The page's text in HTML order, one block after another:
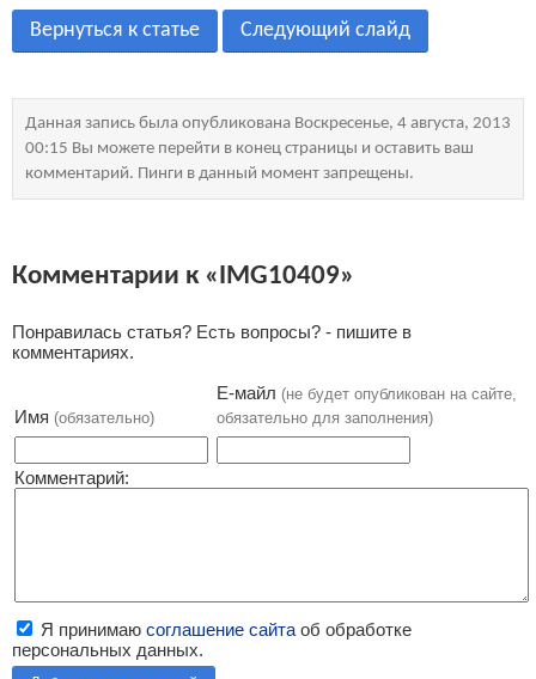
Вернуться к статье Следующий слайд
Данная запись была опубликована Воскресенье, 4 августа, 2013
00:15 Вы можете перейти в конец страницы и оставить ваш
комментарий. Пинги в данный момент запрещены.
Комментарии к «IMG10409»
Понравилась статья? Есть вопросы? - пишите в
комментариях.
Имя (обязательно)
Е-майл (не будет опубликован на сайте,
обязательно для заполнения)
Комментарий:
Я принимаю соглашение сайта об обработке
персональных данных.